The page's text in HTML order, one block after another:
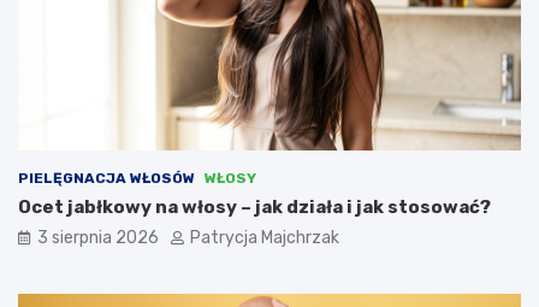
PIELĘGNACJA WŁOSÓW WŁOSY
Ocet jabłkowy na włosy – jak działa i jak stosować?
3 sierpnia 2026 Patrycja Majchrzak